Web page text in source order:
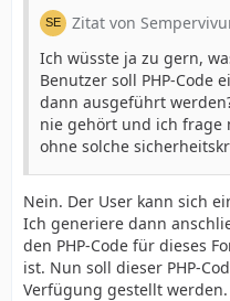
Zitat von
Ich wüsste ja zu gern,
Benutzer soll PHP-Code
dann ausgeführt
nie gehört und ich frage
ohne solche
Nein. Der User kann sich
Ich generiere dann
den PHP-Code für dieses
ist. Nun soll dieser PHP-
Verfügung gestellt werden.